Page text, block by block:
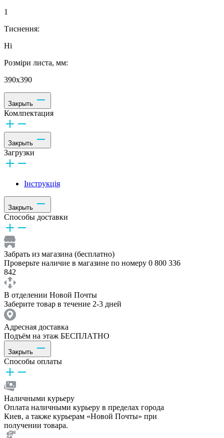
1
Тиснення:
Ні
Розміри листа, мм:
390х390
Закрыть
Комлпектация
Закрыть
Загрузки
Інструкція
Закрыть
Способы доставки
Забрать из магазина (бесплатно)
Проверьте наличие в магазине по номеру 0 800 336
842
В отделении Новой Почты
Заберите товар в течение 2-3 дней
Адресная доставка
Подъём на этаж БЕСПЛАТНО
Закрыть
Способы оплаты
Наличными курьеру
Оплата наличными курьеру в пределах города
Киев, а также курьерам «Новой Почты» при
получении товара.